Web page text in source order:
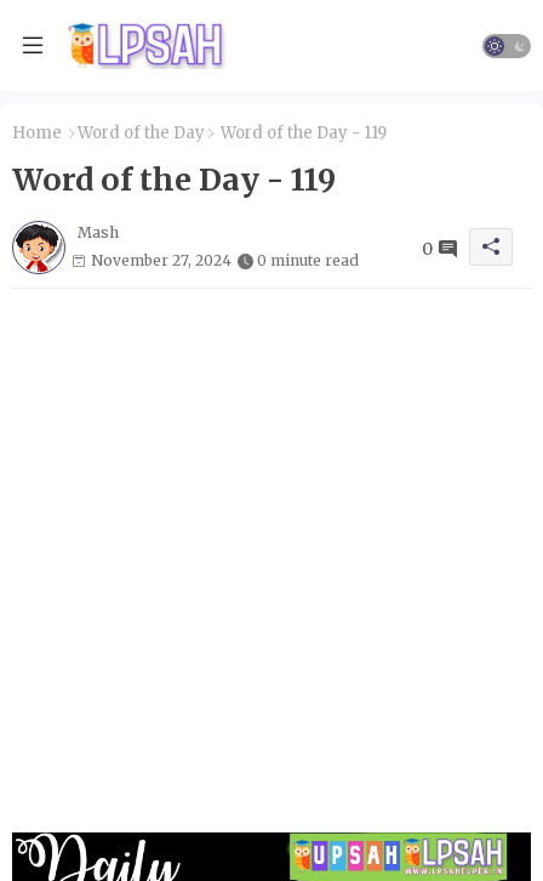
Home Word of the Day Word of the Day - 119
Word of the Day - 119
Mash
November 27, 2024
0 minute read
0